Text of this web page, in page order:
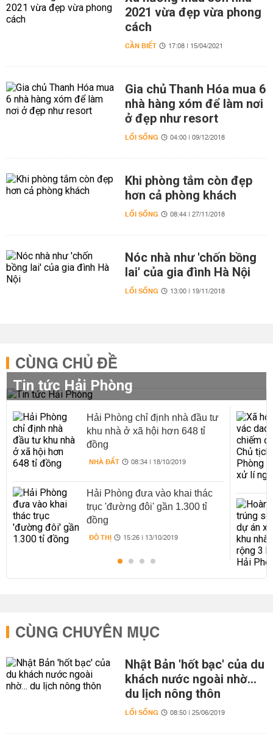
2021 vừa đẹp vừa phong
cách
CẦN BIẾT 17:08 | 15/04/2021
Gia chủ Thanh Hóa mua 6
nhà hàng xóm để làm nơi
ở đẹp như resort
LỐI SỐNG 04:00 | 09/12/2018
Khi phòng tắm còn đẹp
hơn cả phòng khách
LỐI SỐNG 08:44 | 27/11/2018
Nóc nhà như 'chốn bồng
lai' của gia đình Hà Nội
LỐI SỐNG 13:00 | 19/11/2018
CÙNG CHỦ ĐỀ
Tin tức Hải Phòng
Hải Phòng chỉ định nhà đầu tư
khu nhà ở xã hội hơn 648 tỉ
đồng
NHÀ ĐẤT 08:34 | 18/10/2019
Hải Phòng đưa vào khai thác
trục 'đường đôi' gần 1.300 tỉ
đồng
ĐÔ THỊ 15:26 | 13/10/2019
CÙNG CHUYÊN MỤC
Nhật Bản 'hốt bạc' của du
khách nước ngoài nhờ…
du lịch nông thôn
LỐI SỐNG 08:50 | 25/06/2019